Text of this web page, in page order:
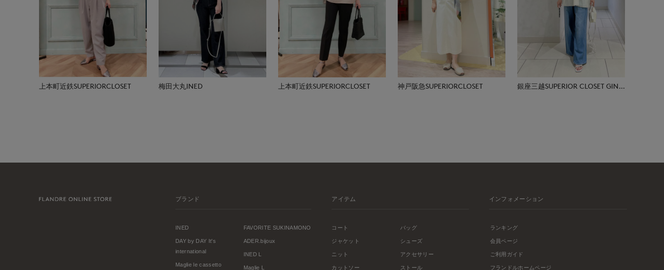
上本町近鉄SUPERIORCLOSET 梅田大丸INED 上本町近鉄SUPERIORCLOSET 神戸阪急SUPERIORCLOSET 銀座三越SUPERIOR CLOSET GINZA
ブランド
INED
DAY by DAY It's
international
Maglie le cassetto
FAVORITE SUKINAMONO
ADER.bijoux
INED L
Maglie L
アイテム
コート
ジャケット
ニット
カットソー
バッグ
シューズ
アクセサリー
ストール
インフォメーション
ランキング
会員ページ
ご利用ガイド
フランドルホームページ